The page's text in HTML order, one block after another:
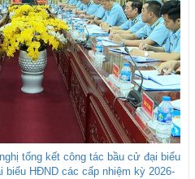
tổng kết công tác bầu cử đại biểu
HĐND các cấp nhiệm kỳ 2026-